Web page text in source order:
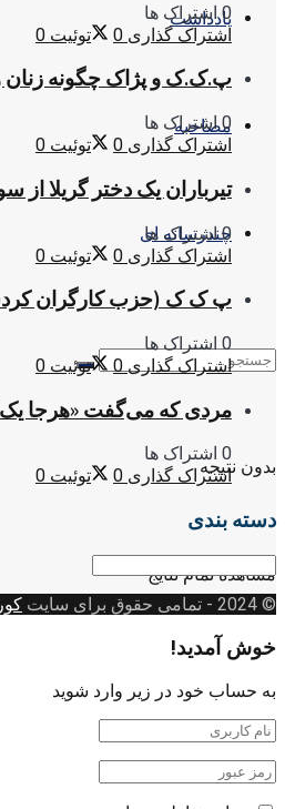
یادداشت
مصاحبه
چندرسانه ای
بدون نتیجه
مشاهده تمام نتایج
0 اشتراک ها
اشتراک گذاری 0 توئیت 0
پ.ک.ک و پژاک چگونه زنان
0 اشتراک ها
اشتراک گذاری 0 توئیت 0
تیرباران یک دختر گریلا
0 اشتراک ها
اشتراک گذاری 0 توئیت 0
پ ک ک (حزب کارگران
0 اشتراک ها
اشتراک گذاری 0 توئیت 0
مردی که می‌گفت «هرجا یک
0 اشتراک ها
اشتراک گذاری 0 توئیت 0
دسته بندی
دسته
بندی
© 2024
- تمامی حقوق برای سایت
خوش آمدید!
به حساب خود در زیر وارد شوید